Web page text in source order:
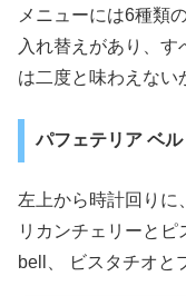
メニューには6種類
入れ替えがあり、す
は二度と味わえない
パフェテリア ベル
左上から時計回りに
リカンチェリーと
bell、 ビスタチオと